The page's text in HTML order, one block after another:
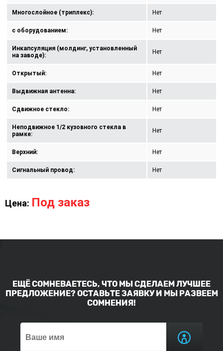
Многослойное (триплекс): Нет
с оборудованием: Нет
Инкапсуляция (молдинг, установленный
на заводе):
Нет
Открытый: Нет
Выдвижная антенна: Нет
Сдвижное стекло: Нет
Неподвижное 1/2 кузовного стекла в
рамке:
Нет
Верхний: Нет
Сигнальный провод: Нет
Цена: Под заказ
ЕЩЁ СОМНЕВАЕТЕСЬ, ЧТО МЫ СДЕЛАЕМ ЛУЧШЕЕ
ПРЕДЛОЖЕНИЕ? ОСТАВЬТЕ ЗАЯВКУ И МЫ РАЗВЕЕМ
СОМНЕНИЯ!